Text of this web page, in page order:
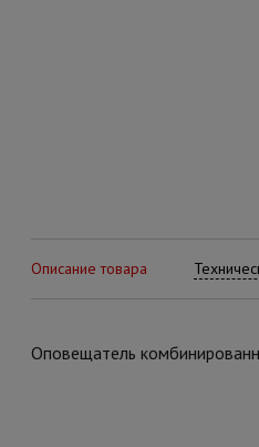
Описание товара
Оповещатель